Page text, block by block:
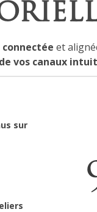
et
vos canaux
sur